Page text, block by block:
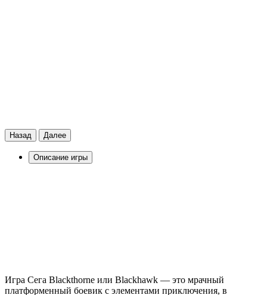
Назад Далее
Описание игры
Игра Сега Blackthorne или Blackhawk — это мрачный
платформенный боевик с элементами приключения, в